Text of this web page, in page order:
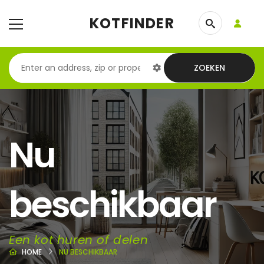
KOTFINDER
ZOEKEN
Nu
beschikbaar
Een kot huren of delen
HOME NU BESCHIKBAAR